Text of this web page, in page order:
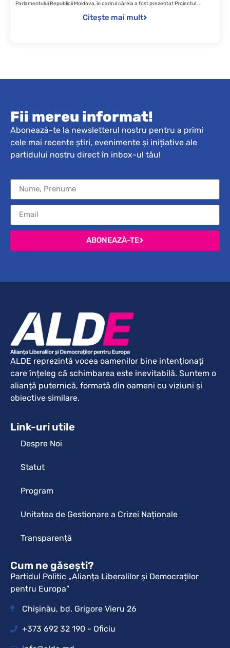
Parlamentului Republicii Moldova, în cadrul căreia a fost prezentat Proiectul ...
Citește mai mult
Fii mereu informat!
Abonează-te la newsletterul nostru pentru a primi
cele mai recente știri, evenimente și inițiative ale
partidului nostru direct în inbox-ul tău!
ABONEAZĂ-TE
ALDE reprezintă vocea oamenilor bine intenționați
care înțeleg că schimbarea este inevitabilă. Suntem o
alianță puternică, formată din oameni cu viziuni și
obiective similare.
Link-uri utile
Despre Noi
Statut
Program
Unitatea de Gestionare a Crizei Naționale
Transparență
Cum ne găsești?
Partidul Politic „Alianța Liberalilor și Democraților
pentru Europa”
Chișinău, bd. Grigore Vieru 26
+373 692 32 190 - Oficiu